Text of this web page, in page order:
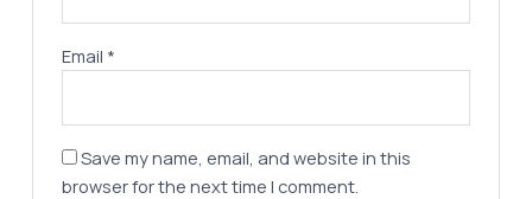
Email *
Save my name, email, and website in this
browser for the next time I comment.